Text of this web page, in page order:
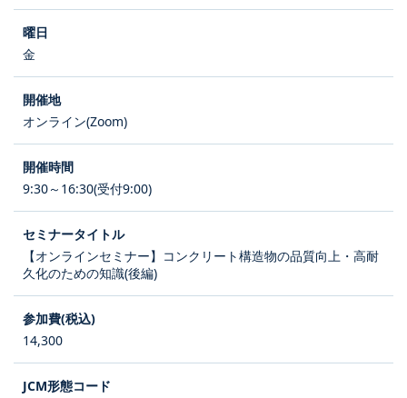
金
オンライン(Zoom)
9:30～16:30(受付9:00)
【オンラインセミナー】コンクリート構造物の品質向上・高耐
久化のための知識(後編)
14,300